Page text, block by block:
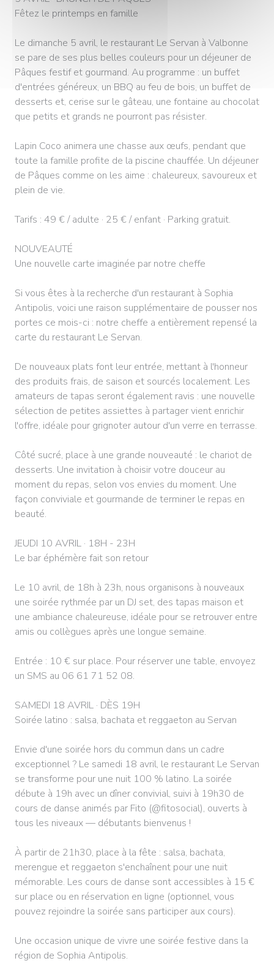
Fêtez le printemps en famille
Le dimanche 5 avril, le restaurant Le Servan à Valbonne
se pare de ses plus belles couleurs pour un déjeuner de
Pâques festif et gourmand. Au programme : un buffet
d'entrées généreux, un BBQ au feu de bois, un buffet de
desserts et, cerise sur le gâteau, une fontaine au chocolat
que petits et grands ne pourront pas résister.
Lapin Coco animera une chasse aux œufs, pendant que
toute la famille profite de la piscine chauffée. Un déjeuner
de Pâques comme on les aime : chaleureux, savoureux et
plein de vie.
Tarifs : 49 € / adulte · 25 € / enfant · Parking gratuit.
NOUVEAUTÉ
Une nouvelle carte imaginée par notre cheffe
Si vous êtes à la recherche d'un restaurant à Sophia
Antipolis, voici une raison supplémentaire de pousser nos
portes ce mois-ci : notre cheffe a entièrement repensé la
carte du restaurant Le Servan.
De nouveaux plats font leur entrée, mettant à l'honneur
des produits frais, de saison et sourcés localement. Les
amateurs de tapas seront également ravis : une nouvelle
sélection de petites assiettes à partager vient enrichir
l'offre, idéale pour grignoter autour d'un verre en terrasse.
Côté sucré, place à une grande nouveauté : le chariot de
desserts. Une invitation à choisir votre douceur au
moment du repas, selon vos envies du moment. Une
façon conviviale et gourmande de terminer le repas en
beauté.
JEUDI 10 AVRIL · 18H - 23H
Le bar éphémère fait son retour
Le 10 avril, de 18h à 23h, nous organisons à nouveaux
une soirée rythmée par un DJ set, des tapas maison et
une ambiance chaleureuse, idéale pour se retrouver entre
amis ou collègues après une longue semaine.
Entrée : 10 € sur place. Pour réserver une table, envoyez
un SMS au 06 61 71 52 08.
SAMEDI 18 AVRIL · DÈS 19H
Soirée latino : salsa, bachata et reggaeton au Servan
Envie d'une soirée hors du commun dans un cadre
exceptionnel ? Le samedi 18 avril, le restaurant Le Servan
se transforme pour une nuit 100 % latino. La soirée
débute à 19h avec un dîner convivial, suivi à 19h30 de
cours de danse animés par Fito (@fitosocial), ouverts à
tous les niveaux — débutants bienvenus !
À partir de 21h30, place à la fête : salsa, bachata,
merengue et reggaeton s'enchaînent pour une nuit
mémorable. Les cours de danse sont accessibles à 15 €
sur place ou en réservation en ligne (optionnel, vous
pouvez rejoindre la soirée sans participer aux cours).
Une occasion unique de vivre une soirée festive dans la
région de Sophia Antipolis.